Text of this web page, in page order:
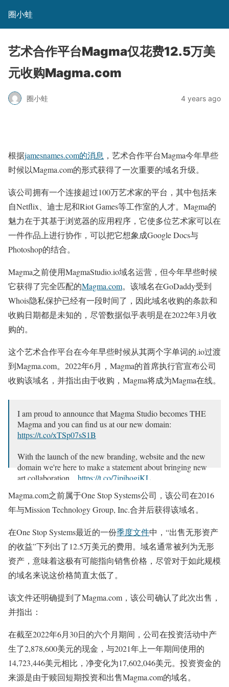
圈小蛙
艺术合作平台Magma仅花费12.5万美
元收购Magma.com
圈小蛙 4 years ago
根据jamesnames.com的消息 ，艺术合作平台Magma今年早些
时候以Magma.com的形式获得了一次重要的域名升级。
该公司拥有一个连接超过100万艺术家的平台，其中包括来
自Netflix、迪士尼和Riot Games等工作室的人才。Magma的
魅力在于其基于浏览器的应用程序，它使多位艺术家可以在
一件作品上进行协作，可以把它想象成Google Docs与
Photoshop的结合。
Magma之前使用MagmaStudio.io域名运营，但今年早些时候
它获得了完全匹配的Magma.com。该域名在GoDaddy受到
Whois隐私保护已经有一段时间了，因此域名收购的条款和
收购日期都是未知的，尽管数据似乎表明是在2022年3月收
购的。
这个艺术合作平台在今年早些时候从其两个字单词的.io过渡
到Magma.com。2022年6月，Magma的首席执行官宣布公司
收购该域名，并指出由于收购，Magma将成为Magma在线。
I am proud to announce that Magma Studio becomes THE
Magma and you can find us at our new domain:
https://t.co/xTSp07sS1B
With the launch of the new branding, website and the new
domain we're here to make a statement about bringing new
art collaboration… https://t.co/7ipihogjKL
— Damian Kaczmarek (@Rush_PL)June 10, 2022
Magma.com之前属于One Stop Systems公司，该公司在2016
年与Mission Technology Group, Inc.合并后获得该域名。
在One Stop Systems最近的一份季度文件中，“出售无形资产
的收益”下列出了12.5万美元的费用。域名通常被列为无形
资产，意味着这极有可能指向销售价格，尽管对于如此规模
的域名来说这价格简直太低了。
该文件还明确提到了Magma.com，该公司确认了此次出售，
并指出：
在截至2022年6月30日的六个月期间，公司在投资活动中产
生了2,878,600美元的现金，与2021年上一年期间使用的
14,723,446美元相比，净变化为17,602,046美元。投资资金的
来源是由于赎回短期投资和出售Magma.com的域名。